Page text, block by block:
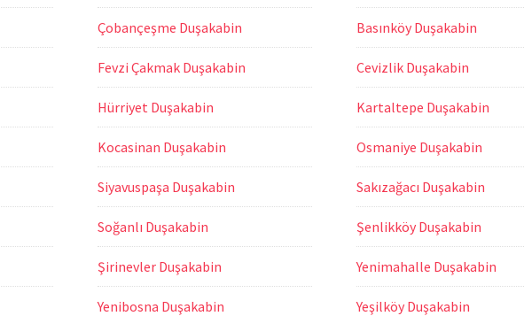
Çobançeşme Duşakabin
Fevzi Çakmak Duşakabin
Hürriyet Duşakabin
Kocasinan Duşakabin
Siyavuspaşa Duşakabin
Soğanlı Duşakabin
Şirinevler Duşakabin
Yenibosna Duşakabin
Basınköy Duşakabin
Cevizlik Duşakabin
Kartaltepe Duşakabin
Osmaniye Duşakabin
Sakızağacı Duşakabin
Şenlikköy Duşakabin
Yenimahalle Duşakabin
Yeşilköy Duşakabin